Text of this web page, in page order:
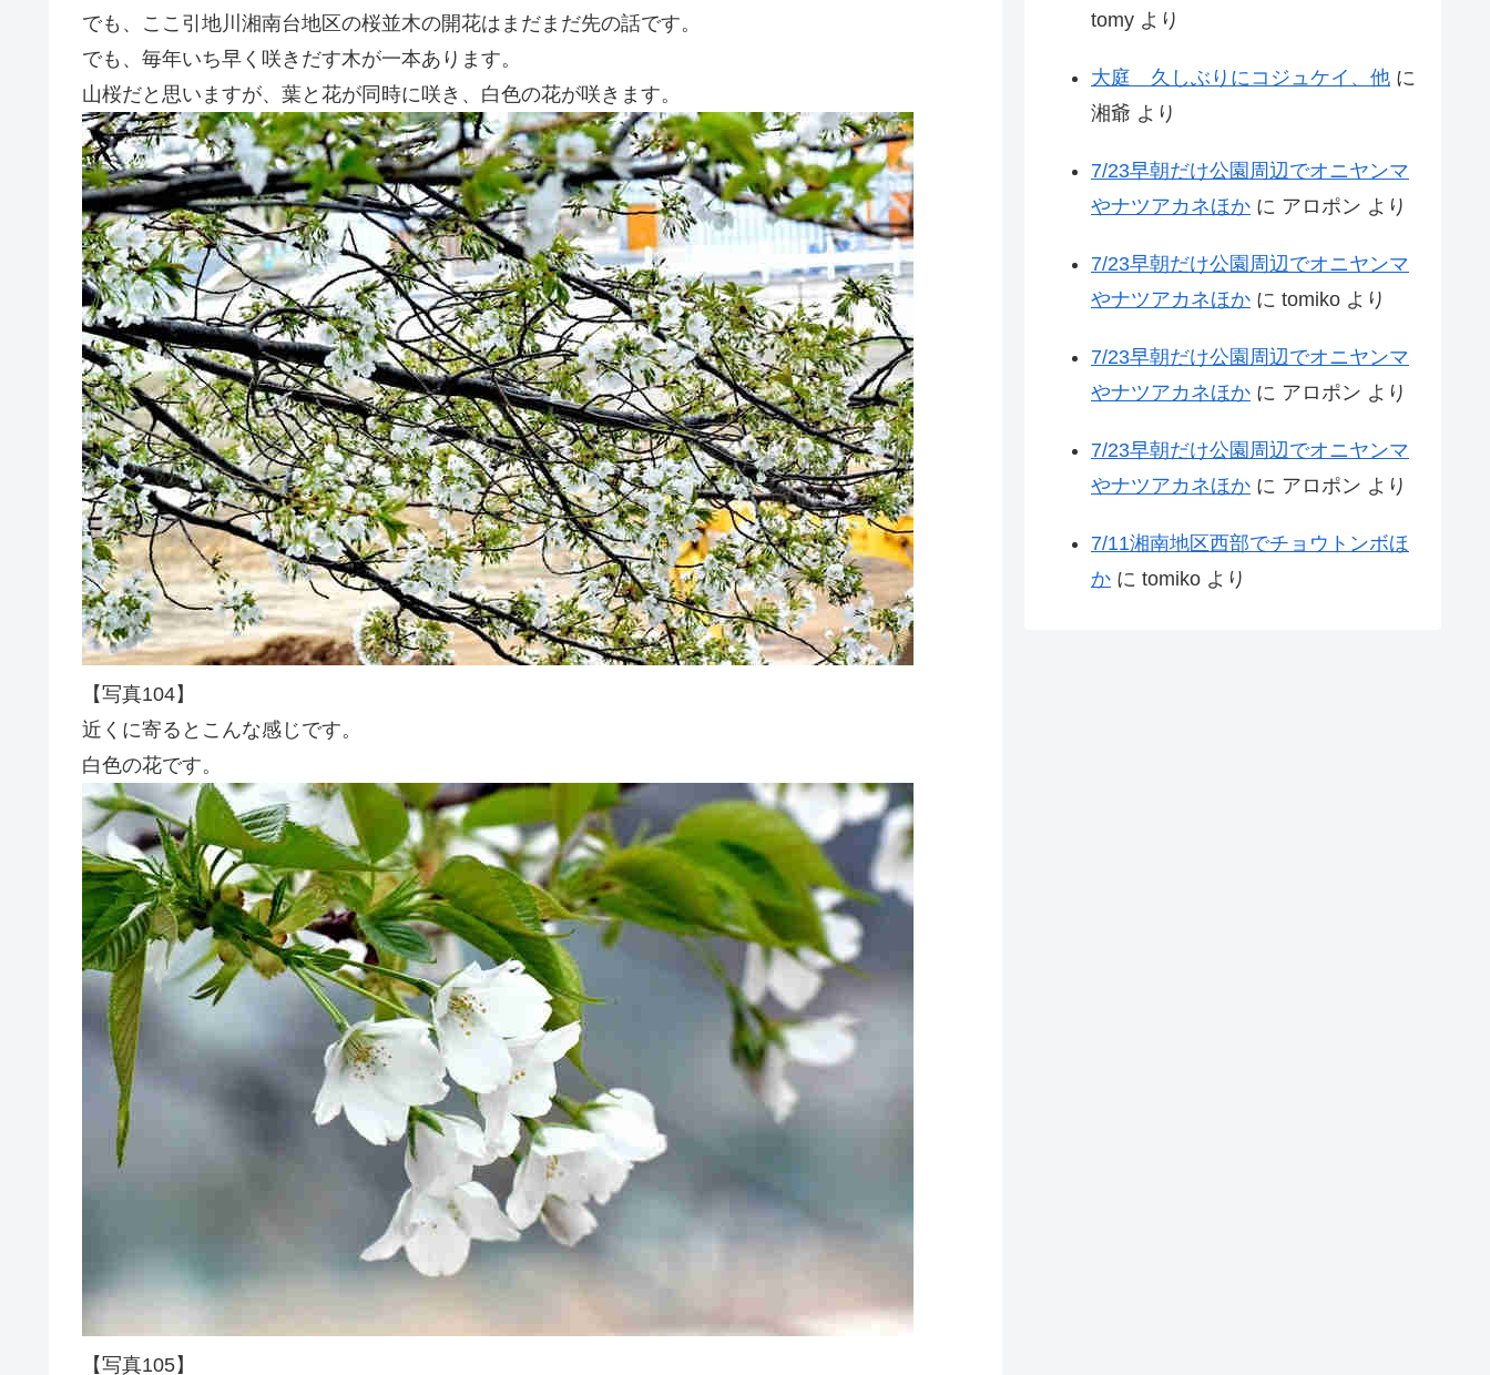
でも、ここ引地川湘南台地区の桜並木の開花はまだまだ先の話です。
でも、毎年いち早く咲きだす木が一本あります。
山桜だと思いますが、葉と花が同時に咲き、白色の花が咲きます。
【写真104】
近くに寄るとこんな感じです。
白色の花です。
【写真105】
tomy より
大庭 久しぶりにコジュケイ、他 に
湘爺 より
7/23早朝だけ公園周辺でオニヤンマ
やナツアカネほか に アロポン より
7/23早朝だけ公園周辺でオニヤンマ
やナツアカネほか に tomiko より
7/23早朝だけ公園周辺でオニヤンマ
やナツアカネほか に アロポン より
7/23早朝だけ公園周辺でオニヤンマ
やナツアカネほか に アロポン より
7/11湘南地区西部でチョウトンボほ
か に tomiko より